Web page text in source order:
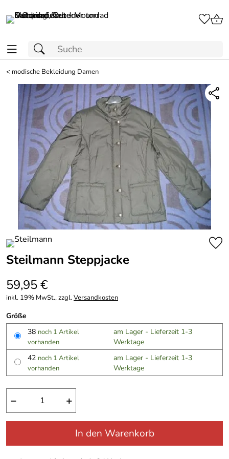
< modische Bekleidung Damen
Steilmann Steppjacke
59,95 €
inkl. 19% MwSt., zzgl.Versandkosten
Größe
38 noch 1 Artikel
vorhanden
am Lager - Lieferzeit 1-3
Werktage
42 noch 1 Artikel
vorhanden
am Lager - Lieferzeit 1-3
Werktage
− +
In den Warenkorb